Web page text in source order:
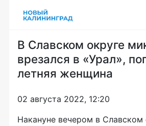
В Славском округе
врезался в «Урал»,
летняя женщина
02 августа 2022, 12:20
Накануне вечером в Славском